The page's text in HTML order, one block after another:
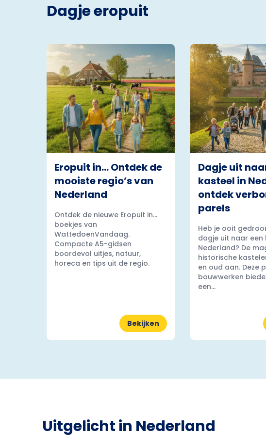
Dagje eropuit
Eropuit in… Ontdek de
mooiste regio’s van
Nederland
Ontdek de nieuwe Eropuit in...
boekjes van
WattedoenVandaag.
Compacte A5-gidsen
boordevol uitjes, natuur,
horeca en tips uit de regio.
Bekijken
Dagje uit
kasteel in
ontdek
parels
Heb je ooit
dagje uit naar een
Nederland? De
historische
en oud aan. Deze
bouwwerken
een...
Uitgelicht in Nederland